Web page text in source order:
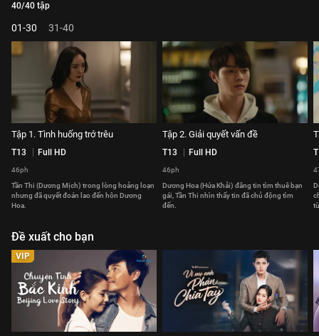
40/40 tập
01-30 31-40
Tập 1. Tình huống trớ trêu
T13 Full HD
46ph
Tần Thi (Dương Mịch) trong lòng hoảng loạn
nhưng đã quyết đoán lao đến hôn Dương
Hoa.
Tập 2. Giải quyết vấn đề
T13 Full HD
46ph
Dương Hoa (Hứa Khải) đăng tin tìm thuê bạn
gái, Tần Thi nhìn thấy tin đã chủ động tìm
đến.
Đề xuất cho bạn
VIP